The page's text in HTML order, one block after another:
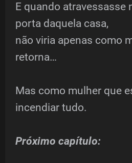
E quando atravessasse
porta daquela casa,
não viria apenas como
retorna…
Mas como mulher que
incendiar tudo.
Próximo capítulo: